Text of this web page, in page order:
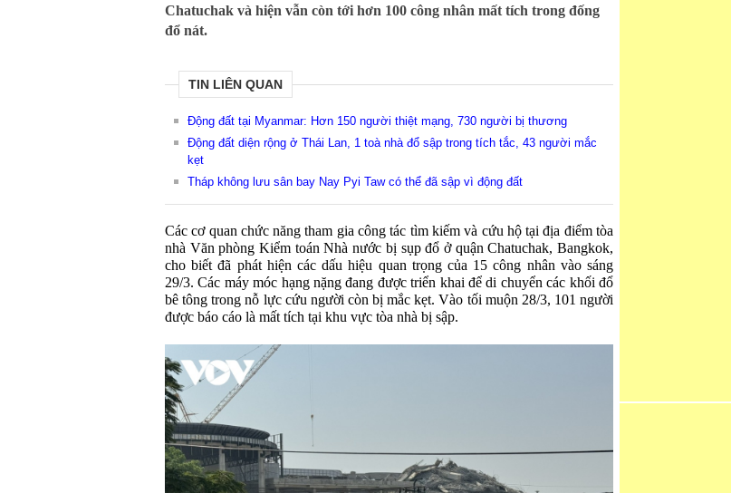
Chatuchak và hiện vẫn còn tới hơn 100 công nhân mất tích trong đống
đổ nát.
TIN LIÊN QUAN
Động đất tại Myanmar: Hơn 150 người thiệt mạng, 730 người bị thương
Động đất diện rộng ở Thái Lan, 1 toà nhà đổ sập trong tích tắc, 43 người mắc
kẹt
Tháp không lưu sân bay Nay Pyi Taw có thể đã sập vì động đất
Các cơ quan chức năng tham gia công tác tìm kiếm và cứu hộ tại địa điểm tòa
nhà Văn phòng Kiểm toán Nhà nước bị sụp đổ ở quận Chatuchak, Bangkok,
cho biết đã phát hiện các dấu hiệu quan trọng của 15 công nhân vào sáng
29/3. Các máy móc hạng nặng đang được triển khai để di chuyển các khối đổ
bê tông trong nỗ lực cứu người còn bị mắc kẹt. Vào tối muộn 28/3, 101 người
được báo cáo là mất tích tại khu vực tòa nhà bị sập.